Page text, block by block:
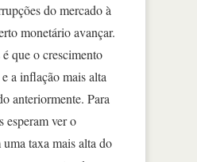
do mercado à
monetário avançar.
que o crescimento
a inflação mais alta
anteriormente. Para
esperam ver o
taxa mais alta do